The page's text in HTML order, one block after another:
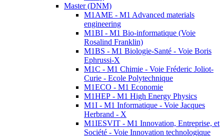
Master (DNM)
M1AME - M1 Advanced materials
engineering
M1BI - M1 Bio-informatique (Voie
Rosalind Franklin)
M1BS - M1 Biologie-Santé - Voie Boris
Ephrussi-X
M1C - M1 Chimie - Voie Fréderic Joliot-
Curie - Ecole Polytechnique
M1ECO - M1 Economie
M1HEP - M1 High Energy Physics
M1I - M1 Informatique - Voie Jacques
Herbrand - X
M1IESVIT - M1 Innovation, Entreprise, et
Société - Voie Innovation technologique